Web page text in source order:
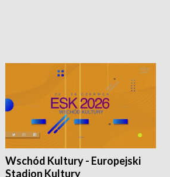
Wschód Kultury - Europejski
Stadion Kultury